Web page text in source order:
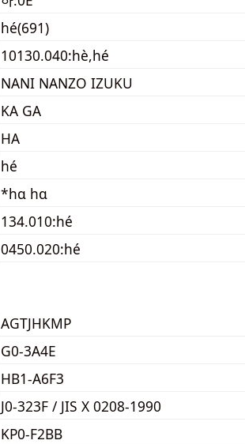
hé(691)
10130.040:hè,hé
NANI NANZO IZUKU
KA GA
HA
hé
*hɑ hɑ
134.010:hé
0450.020:hé
AGTJHKMP
G0-3A4E
HB1-A6F3
J0-323F / JIS X 0208-1990
KP0-F2BB